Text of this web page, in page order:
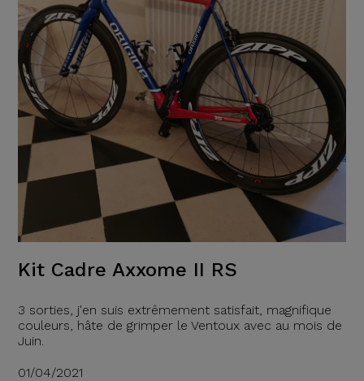
Kit Cadre Axxome II RS
3 sorties, j'en suis extrêmement satisfait, magnifique
couleurs, hâte de grimper le Ventoux avec au mois de
Juin.
01/04/2021